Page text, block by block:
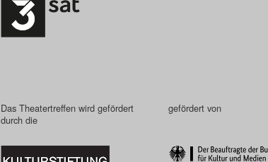
Das Theatertreffen wird gefördert
durch die
gefördert von